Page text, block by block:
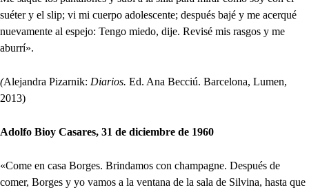
suéter y el slip; vi mi cuerpo adolescente; después bajé y me acerqué
nuevamente al espejo: Tengo miedo, dije. Revisé mis rasgos y me
aburrí».
(Alejandra Pizarnik: Diarios. Ed. Ana Becciú. Barcelona, Lumen,
2013)
Adolfo Bioy Casares, 31 de diciembre de 1960
«Come en casa Borges. Brindamos con champagne. Después de
comer, Borges y yo vamos a la ventana de la sala de Silvina, hasta que